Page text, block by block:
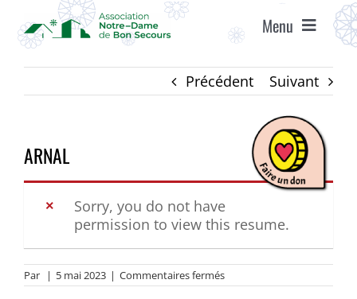
contenu
Menu
ACCUEIL
ÉTABLISSEMENTS
VIE ASSOCIATIVE
AGENDA
Précédent Suivant
ARNAL
Sorry, you do not have
permission to view this resume.
Par | 5 mai 2023 | Commentaires ferméssur
ARNAL